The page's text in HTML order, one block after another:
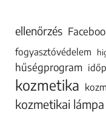
ellenőrzés
fogyasztóvédelem
hűségprogram
kozmetika
kozmetikai lámpa